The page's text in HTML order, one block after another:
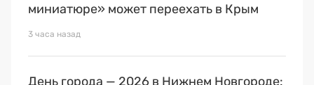
миниатюре» может переехать в Крым
3 часа назад
День города — 2026 в Нижнем Новгороде: